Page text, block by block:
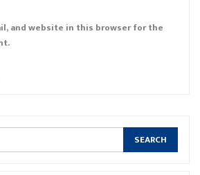
and website in this browser for the